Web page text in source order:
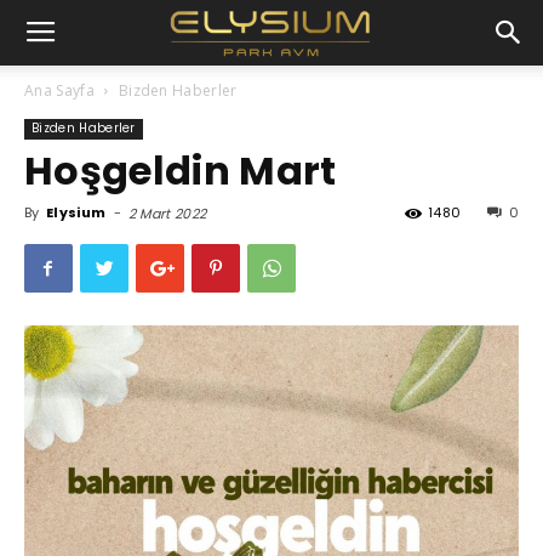
Ana Sayfa Bizden Haberler
Bizden Haberler
Hoşgeldin Mart
By Elysium - 2 Mart 2022 0
1480